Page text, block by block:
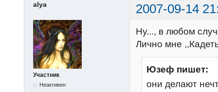
alya 2007-09-14
Участник
Неактивен
Ну..., в любом
Лично мне
Юзеф пишет:
они делают